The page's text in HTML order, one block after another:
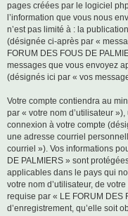
pages créées par le logiciel
l’information que vous nous
n’est pas limité à : la
(désignée ci-après par «
FORUM DES FOUS DE
messages que vous envoyez
(désignés ici par « vos
Votre compte contiendra au
par « votre nom d’utilisateur
connexion à votre compte
une adresse courriel
courriel »). Vos informations
DE PALMIERS » sont
applicables dans le pays qui
votre nom d’utilisateur, de
requise par « LE FORUM DES
d’enregistrement, qu’elle soit